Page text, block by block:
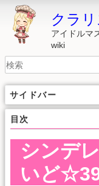
クラ
アイドルマ
wiki
サイドバー
目次
シンデ
いど